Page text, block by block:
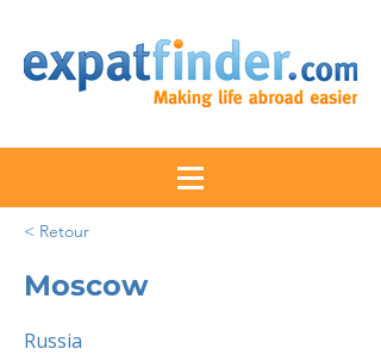
< Retour
Moscow
Russia